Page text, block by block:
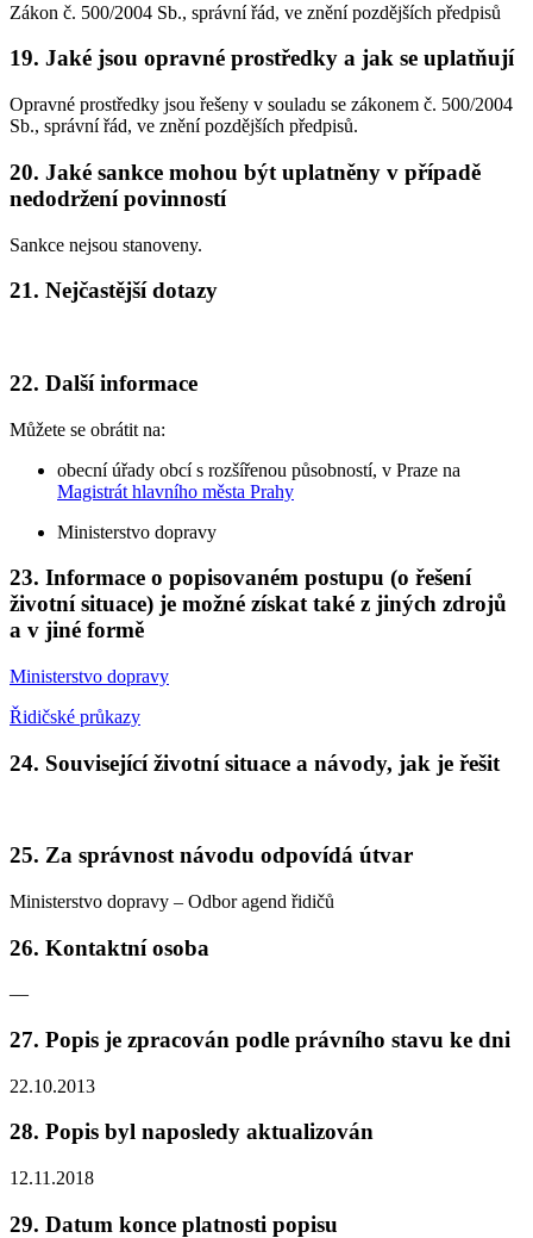
Zákon č. 500/2004 Sb., správní řád, ve znění pozdějších předpisů
19. Jaké jsou opravné prostředky a jak se uplatňují
Opravné prostředky jsou řešeny v souladu se zákonem č. 500/2004
Sb., správní řád, ve znění pozdějších předpisů.
20. Jaké sankce mohou být uplatněny v případě
nedodržení povinností
Sankce nejsou stanoveny.
21. Nejčastější dotazy
22. Další informace
Můžete se obrátit na:
obecní úřady obcí s rozšířenou působností, v Praze na
Magistrát hlavního města Prahy
Ministerstvo dopravy
23. Informace o popisovaném postupu (o řešení
životní situace) je možné získat také z jiných zdrojů
a v jiné formě
Ministerstvo dopravy
Řidičské průkazy
24. Související životní situace a návody, jak je řešit
25. Za správnost návodu odpovídá útvar
Ministerstvo dopravy – Odbor agend řidičů
26. Kontaktní osoba
—
27. Popis je zpracován podle právního stavu ke dni
22.10.2013
28. Popis byl naposledy aktualizován
12.11.2018
29. Datum konce platnosti popisu